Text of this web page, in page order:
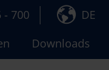
Downloads
- 700 DE